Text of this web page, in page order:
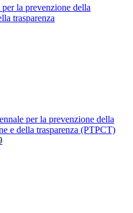
la prevenzione della
trasparenza
per la prevenzione della
e della trasparenza (PTPCT)